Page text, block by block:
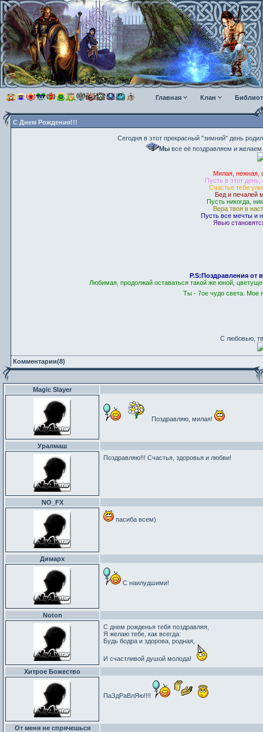
Главная Клан
С Днем Рождения!!!
Сегодня в этот прекрасный "зимний" день
Мы все её поздравляем и
Милая, нежная,
Пусть в этот день,
Счастье тебе
Бед и печалей
Пусть никогда,
Вера твоя в
Пусть все мечты и
Явью
P.S:Поздравления от
Любимая, продолжай оставаться такой же юной,
Ты - 7ое чудо света. Мое
С любовью,
Комментарии(8)
Magic Slayer
Поздравляю, милая!
Уралмаш
Поздравляю!!! Счастья, здоровья и любви!
NO_FX
пасиба всем)
Димарх
С наилудшими!
Noton
С днем рожденья тебя поздравляя,
Я желаю тебе, как всегда:
Будь бодра и здорова, родная,
И счастливой душой молода!
Хитрое Божество
ПаЗдРаВлЯю!!!!
От меня не спрячешься